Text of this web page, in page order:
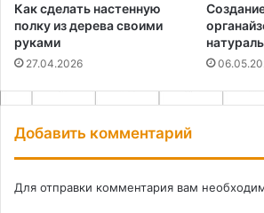
Как сделать настенную
полку из дерева своими
руками
27.04.2026
Добавить комментарий
Для отправки комментария вам